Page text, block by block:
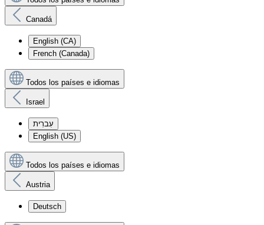
Canadá
English (CA)
French (Canada)
Todos los países e idiomas
Israel
עִברִית
English (US)
Todos los países e idiomas
Austria
Deutsch